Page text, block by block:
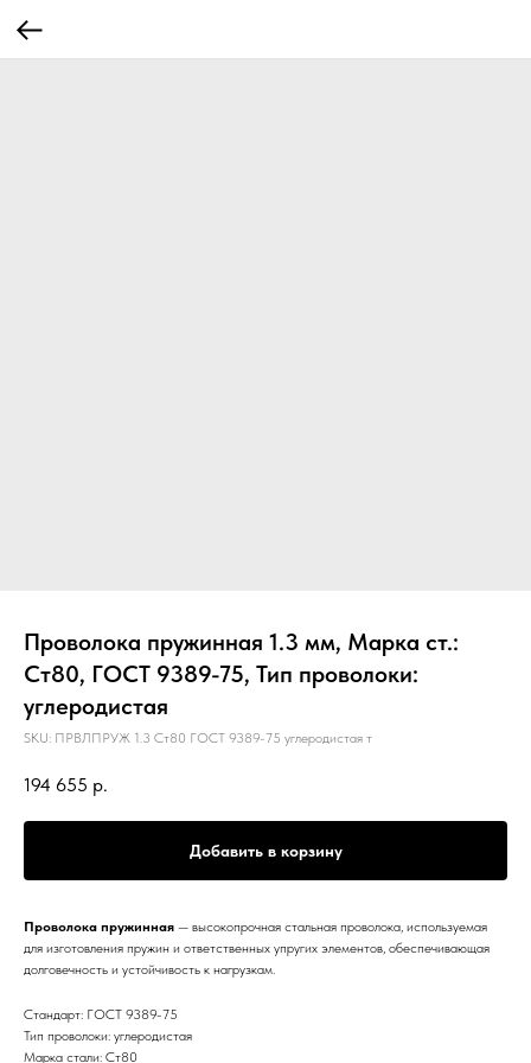
Проволока пружинная 1.3 мм, Марка ст.:
Ст80, ГОСТ 9389-75, Тип проволоки:
углеродистая
SKU: ПРВЛПРУЖ 1.3 Ст80 ГОСТ 9389-75 углеродистая т
194 655 р.
Добавить в корзину
Проволока пружинная — высокопрочная стальная проволока, используемая
для изготовления пружин и ответственных упругих элементов, обеспечивающая
долговечность и устойчивость к нагрузкам.
Стандарт: ГОСТ 9389-75
Тип проволоки: углеродистая
Марка стали: Ст80